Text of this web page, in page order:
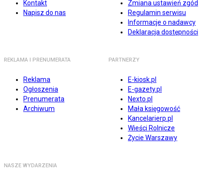
Kontakt
Napisz do nas
Zmiana ustawień zgód
Regulamin serwisu
Informacje o nadawcy
Deklaracja dostępności
REKLAMA I PRENUMERATA
Reklama
Ogłoszenia
Prenumerata
Archiwum
PARTNERZY
E-kiosk.pl
E-gazety.pl
Nexto.pl
Mała księgowość
Kancelarierp.pl
Wieści Rolnicze
Życie Warszawy
NASZE WYDARZENIA